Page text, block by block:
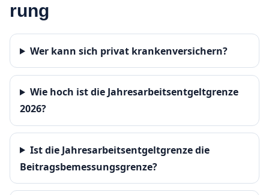
rung
Wer kann sich privat krankenver­sichern?
Wie hoch ist die Jahresarbeitsentgeltgrenze
2026?
Ist die Jahresarbeitsentgeltgrenze die
Beitragsbemessungsgrenze?